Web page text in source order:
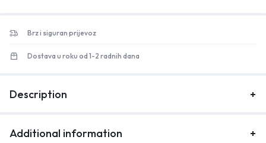
Brz i siguran prijevoz
Dostava u roku od 1-2 radnih dana
Description
Additional information